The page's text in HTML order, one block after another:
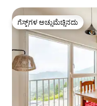
ಗೆಸ್ಟ್‌ಗಳ ಅಚ್ಚುಮೆಚ್ಚಿನದು
ಗೆಸ್ಟ್‌ಗಳ ಅಚ್ಚುಮೆಚ್ಚಿನದು